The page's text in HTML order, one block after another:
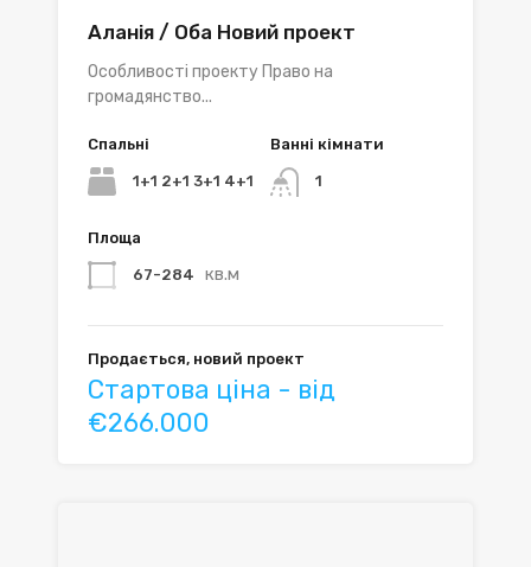
Аланія / Оба Новий проект
Особливості проекту Право на
громадянство...
Спальні
1+1 2+1 3+1 4+1
Ванні кімнати
1
Площа
67-284 кв.м
Продається, новий проект
Стартова ціна - від
€266.000